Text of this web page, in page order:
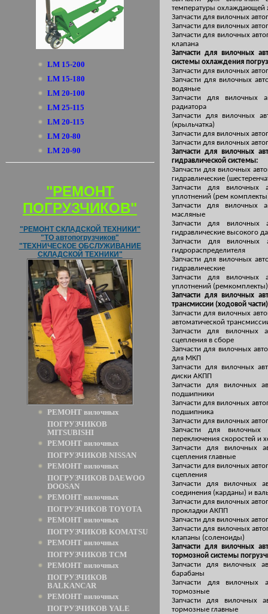
LM 15-200
LM 15-180
LM 20-100
LM 25-115
LM 20-115
LM 20-80
LM 20-90
"РЕМОНТ
ПОГРУЗЧИКОВ"
"РЕМОНТ СКЛАДСКОЙ ТЕХНИКИ"
"ТО автопогрузчиков"
"ТЕХНИЧЕСКОЕ ОБСЛУЖИВАНИЕ
СКЛАДСКОЙ ТЕХНИКИ"
РЕМОНТ вилочных
ПОГРУЗЧИКОВ
MITSUBISHI
РЕМОНТ вилочных
ПОГРУЗЧИКОВ NISSAN
РЕМОНТ вилочных
ПОГРУЗЧИКОВ DAEWOO
DOOSAN
РЕМОНТ вилочных
ПОГРУЗЧИКОВ TOYOTA
РЕМОНТ вилочных
ПОГРУЗЧИКОВ KOMATSU
РЕМОНТ вилочных
ПОГРУЗЧИКОВ TCM
РЕМОНТ вилочных
ПОГРУЗЧИКОВ
BALKANCAR
РЕМОНТ вилочных
ПОГРУЗЧИКОВ YALE
температуры охлаждающей
Запчасти для вилочных
Запчасти для вилочных
Запчасти для вилочных
клапана
Запчасти для вилочных
системы охлаждения
Запчасти для вилочных
Запчасти для вилочных
водяные
Запчасти для вилочных
радиатора
Запчасти для вилочных
(крыльчатка)
Запчасти для вилочных
Запчасти для вилочных
Запчасти для вилочных
гидравлической системы:
Запчасти для вилочных
гидравлические
Запчасти для
уплотнений (рем
Запчасти для вилочных
масляные
Запчасти для
гидравлические высокого
Запчасти для
гидрораспределителя
Запчасти для вилочных
гидравлические
Запчасти для
уплотнений
Запчасти для вилочных
трансмиссии (ходовой
Запчасти для вилочных
автоматической
Запчасти для вилочных
сцепления в сборе
Запчасти для вилочных
для МКП
Запчасти для вилочных
диски АКПП
Запчасти для вилочных
подшипники
Запчасти для вилочных
подшипника
Запчасти для вилочных
Запчасти для
переключения скоростей и
Запчасти для вилочных
сцепления главные
Запчасти для вилочных
сцепления
Запчасти для вилочных
соединения (карданы) и
Запчасти для вилочных
прокладки АКПП
Запчасти для вилочных
Запчасти для вилочных
клапаны (соленоиды)
Запчасти для вилочных
тормозной системы
Запчасти для вилочных
барабаны
Запчасти для вилочных
тормозные
Запчасти для вилочных
тормозные главные